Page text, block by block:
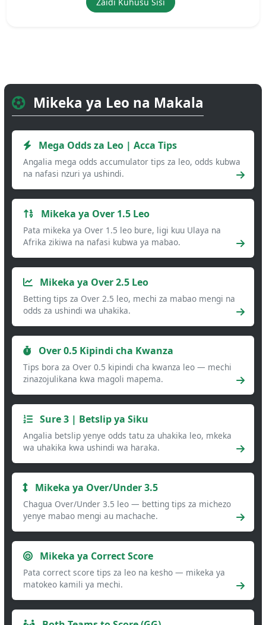
Mikeka ya Leo na Makala
Mega Odds za Leo | Acca Tips
Angalia mega odds accumulator tips za leo, odds kubwa
na nafasi nzuri ya ushindi.
Mikeka ya Over 1.5 Leo
Pata mikeka ya Over 1.5 leo bure, ligi kuu Ulaya na
Afrika zikiwa na nafasi kubwa ya mabao.
Mikeka ya Over 2.5 Leo
Betting tips za Over 2.5 leo, mechi za mabao mengi na
odds za ushindi wa uhakika.
Over 0.5 Kipindi cha Kwanza
Tips bora za Over 0.5 kipindi cha kwanza leo — mechi
zinazojulikana kwa magoli mapema.
Sure 3 | Betslip ya Siku
Angalia betslip yenye odds tatu za uhakika leo, mkeka
wa uhakika kwa ushindi wa haraka.
Mikeka ya Over/Under 3.5
Chagua Over/Under 3.5 leo — betting tips za michezo
yenye mabao mengi au machache.
Mikeka ya Correct Score
Pata correct score tips za leo na kesho — mikeka ya
matokeo kamili ya mechi.